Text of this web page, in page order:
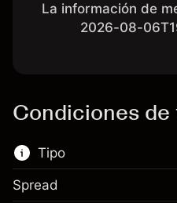
La información de
2026-08-
Condiciones de
Tipo
Spread